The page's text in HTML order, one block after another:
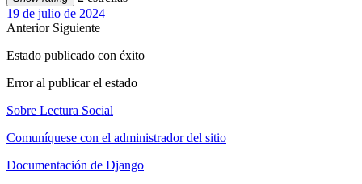
19 de julio de 2024
Anterior Siguiente
Estado publicado con éxito
Error al publicar el estado
Sobre Lectura Social
Comuníquese con el administrador del sitio
Documentación de Django